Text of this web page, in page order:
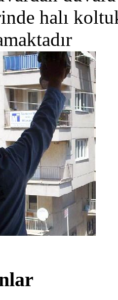
halı